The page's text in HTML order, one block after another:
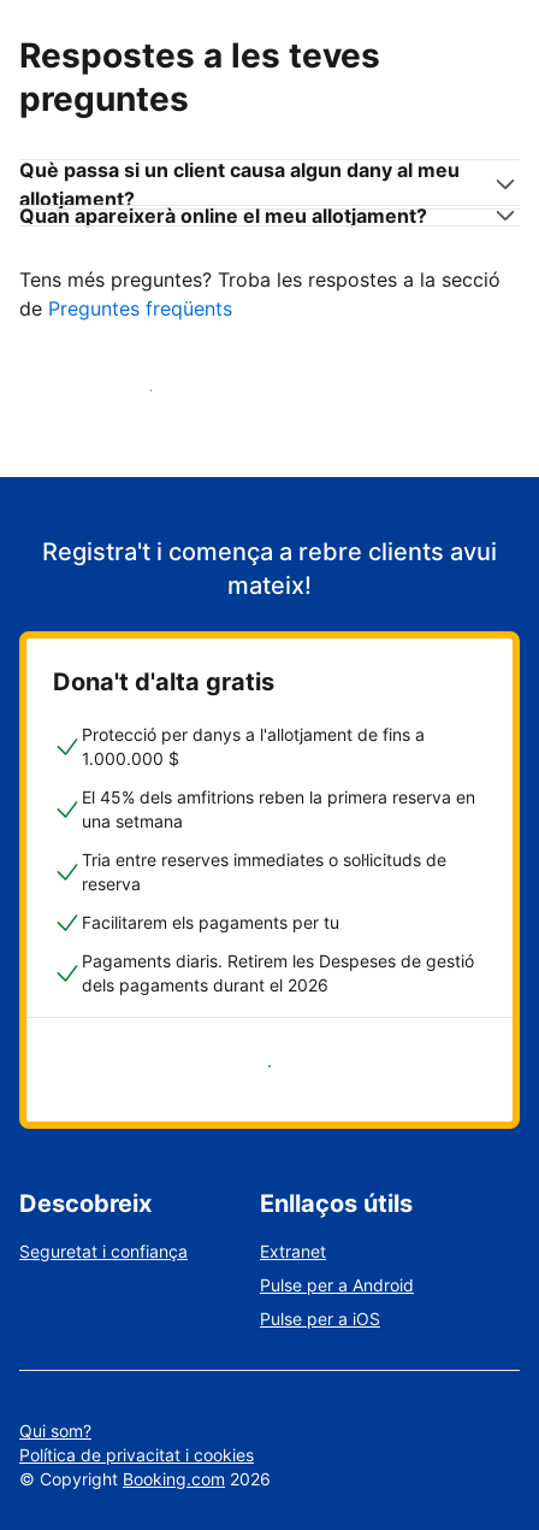
Respostes a les teves
preguntes
Què passa si un client causa algun dany al meu
allotjament?
Quan apareixerà online el meu allotjament?
Tens més preguntes? Troba les respostes a la secció
de Preguntes freqüents
Comença a rebre clients
Registra't i comença a rebre clients avui
mateix!
Dona't d'alta gratis
Protecció per danys a l'allotjament de fins a
1.000.000 $
El 45% dels amfitrions reben la primera reserva en
una setmana
Tria entre reserves immediates o sol·licituds de
reserva
Facilitarem els pagaments per tu
Pagaments diaris. Retirem les Despeses de gestió
dels pagaments durant el 2026
Comença ara
Descobreix
Seguretat i confiança
Enllaços útils
Extranet
Pulse per a Android
Pulse per a iOS
Qui som?
Política de privacitat i cookies
© Copyright Booking.com 2026